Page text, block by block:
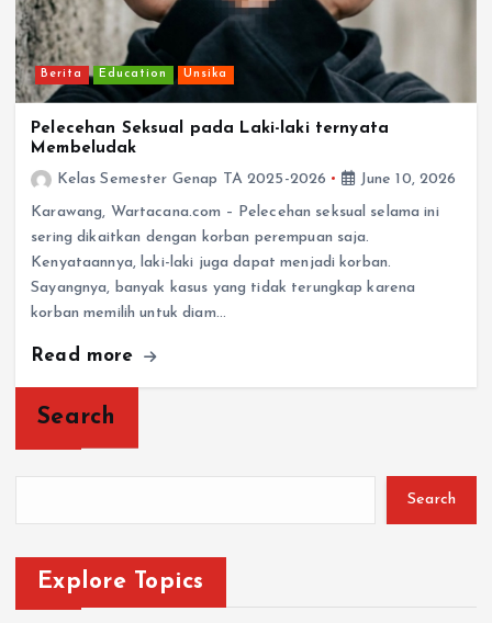
Berita Education Unsika
Pelecehan Seksual pada Laki-laki ternyata
Membeludak
Kelas Semester Genap TA 2025-2026
June 10, 2026
Karawang, Wartacana.com – Pelecehan seksual selama ini
sering dikaitkan dengan korban perempuan saja.
Kenyataannya, laki-laki juga dapat menjadi korban.
Sayangnya, banyak kasus yang tidak terungkap karena
korban memilih untuk diam…
Read more
Search
Search
Explore Topics